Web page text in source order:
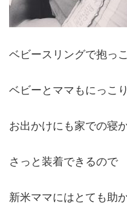
ベビースリングで抱っ
ベビーとママもにっこり
お出かけにも家での寝
さっと装着できるので
新米ママにはとても助